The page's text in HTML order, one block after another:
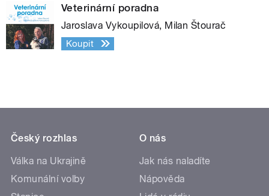
Veterinární poradna
Jaroslava Vykoupilová, Milan Štourač
Koupit
Český rozhlas
Válka na Ukrajině
Komunální volby
O nás
Jak nás naladíte
Nápověda